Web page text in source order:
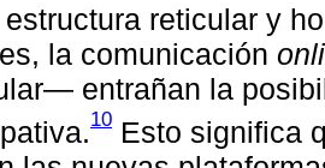
estructura reticular y
la comunicación
entrañan la
10 Esto significa